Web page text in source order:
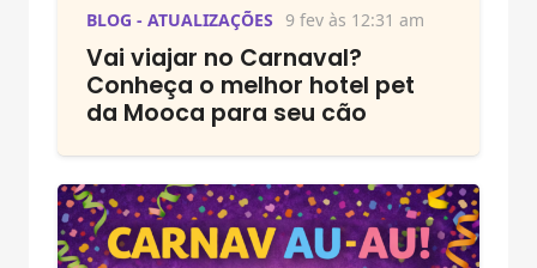
BLOG - ATUALIZAÇÕES 9 fev às 12:31 am
Vai viajar no Carnaval?
Conheça o melhor hotel pet
da Mooca para seu cão